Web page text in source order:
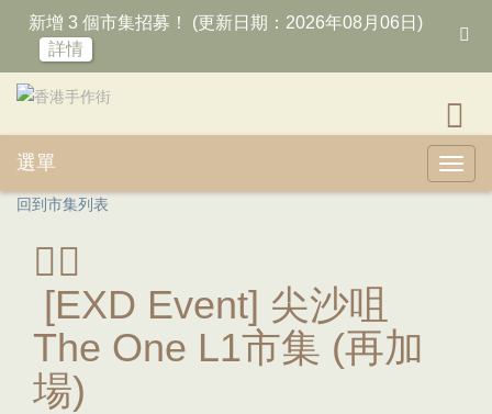
新增 3 個市集招募！ (更新日期：2026年08月06日)
詳情
選單
回到市集列表
[EXD Event] 尖沙咀
The One L1市集 (再加
場)